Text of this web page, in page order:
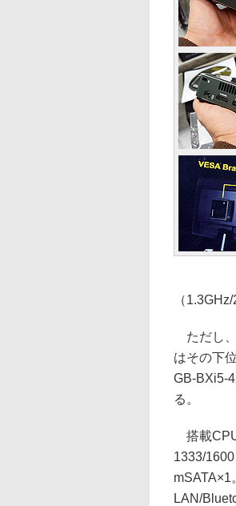
（
ただし、
はその下
GB-BXi5-
る。
搭載
1333/
mSATA×1
LAN/